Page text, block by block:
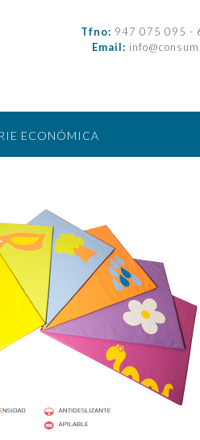
Tfno: 947 075 095 -
Email:
ECONÓMICA